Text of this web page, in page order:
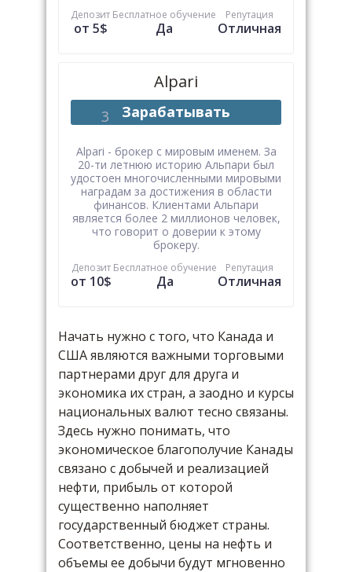
Депозит
от 5$
Бесплатное обучение
Да
Репутация
Отличная
Alpari
Зарабатывать
Alpari - брокер с мировым именем. За
20-ти летнюю историю Альпари был
удостоен многочисленными мировыми
наградам за достижения в области
финансов. Клиентами Альпари
является более 2 миллионов человек,
что говорит о доверии к этому
брокеру.
Депозит
от 10$
Бесплатное обучение
Да
Репутация
Отличная
Начать нужно с того, что Канада и
США являются важными торговыми
партнерами друг для друга и
экономика их стран, а заодно и курсы
национальных валют тесно связаны.
Здесь нужно понимать, что
экономическое благополучие Канады
связано с добычей и реализацией
нефти, прибыль от которой
существенно наполняет
государственный бюджет страны.
Соответственно, цены на нефть и
объемы ее добычи будут мгновенно